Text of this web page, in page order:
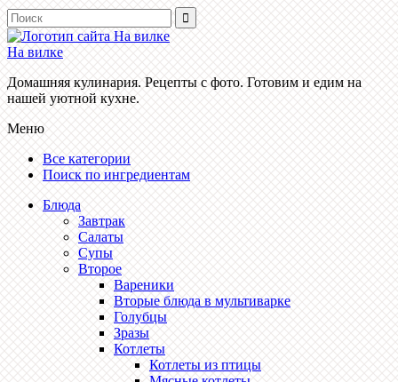
На вилке
Домашняя кулинария. Рецепты с фото. Готовим и едим на
нашей уютной кухне.
Меню
Все категории
Поиск по ингредиентам
Блюда
Завтрак
Салаты
Супы
Второе
Вареники
Вторые блюда в мультиварке
Голубцы
Зразы
Котлеты
Котлеты из птицы